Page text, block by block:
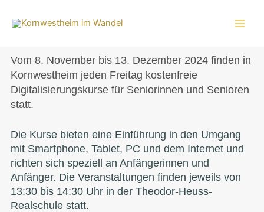
Inhalt
Vom 8. November bis 13. Dezember 2024 finden in
Kornwestheim jeden Freitag kostenfreie
Digitalisierungskurse für Seniorinnen und Senioren
statt.
Die Kurse bieten eine Einführung in den Umgang
mit Smartphone, Tablet, PC und dem Internet und
richten sich speziell an Anfängerinnen und
Anfänger. Die Veranstaltungen finden jeweils von
13:30 bis 14:30 Uhr in der Theodor-Heuss-
Realschule statt.